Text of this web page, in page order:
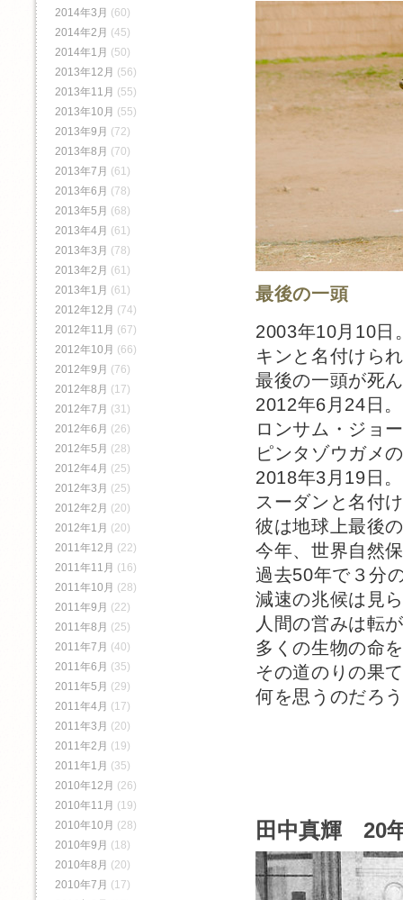
最後の一頭
2003年10月10日
キンと名付けら
最後の一頭が死
2012年6月24日。
ロンサム・ジョ
ピンタゾウガメ
2018年3月19日。
スーダンと名付
彼は地球上最後
今年、世界自然
過去50年で３分
減速の兆候は見
人間の営みは転
多くの生物の命
その道のりの果
何を思うのだろ
田中真輝 20
2014年3月 (60)
2014年2月 (45)
2014年1月 (50)
2013年12月 (56)
2013年11月 (55)
2013年10月 (55)
2013年9月 (72)
2013年8月 (70)
2013年7月 (61)
2013年6月 (78)
2013年5月 (68)
2013年4月 (61)
2013年3月 (78)
2013年2月 (61)
2013年1月 (61)
2012年12月 (74)
2012年11月 (67)
2012年10月 (66)
2012年9月 (76)
2012年8月 (17)
2012年7月 (31)
2012年6月 (26)
2012年5月 (28)
2012年4月 (25)
2012年3月 (25)
2012年2月 (20)
2012年1月 (20)
2011年12月 (22)
2011年11月 (16)
2011年10月 (28)
2011年9月 (22)
2011年8月 (25)
2011年7月 (40)
2011年6月 (35)
2011年5月 (29)
2011年4月 (17)
2011年3月 (20)
2011年2月 (19)
2011年1月 (35)
2010年12月 (26)
2010年11月 (19)
2010年10月 (28)
2010年9月 (18)
2010年8月 (20)
2010年7月 (17)